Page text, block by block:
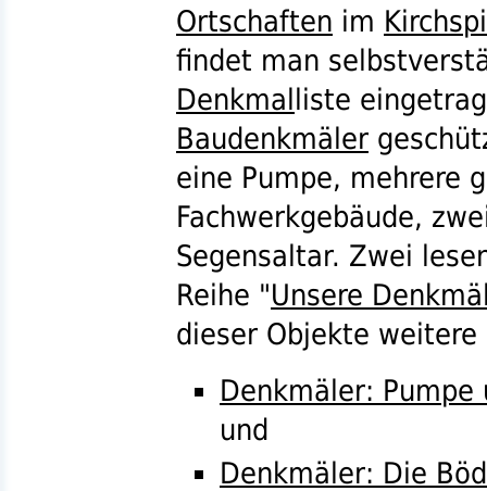
Ortschaften im
findet man
Denkmalliste
Baudenkmäler
eine Pumpe, mehrere
Fachwerkgebäude,
Segensaltar. Zwei
Reihe "Unsere
dieser Objekte
Denkmäler:
und
Denkmäler: Die